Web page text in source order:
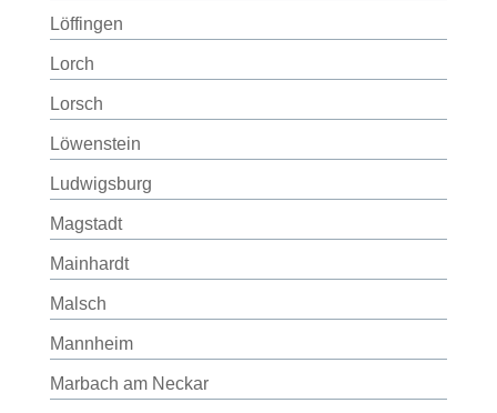
Löffingen
Lorch
Lorsch
Löwenstein
Ludwigsburg
Magstadt
Mainhardt
Malsch
Mannheim
Marbach am Neckar